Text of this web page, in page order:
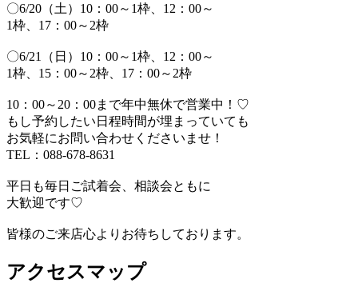
〇6/20（土）10：00～1枠、12：00～
1枠、17：00～2枠
〇6/21（日）10：00～1枠、12：00～
1枠、15：00～2枠、17：00～2枠
10：00～20：00まで年中無休で営業中！♡
もし予約したい日程時間が埋まっていても
お気軽にお問い合わせくださいませ！
TEL：088-678-8631
平日も毎日ご試着会、相談会ともに
大歓迎です♡
皆様のご来店心よりお待ちしております。
アクセスマップ